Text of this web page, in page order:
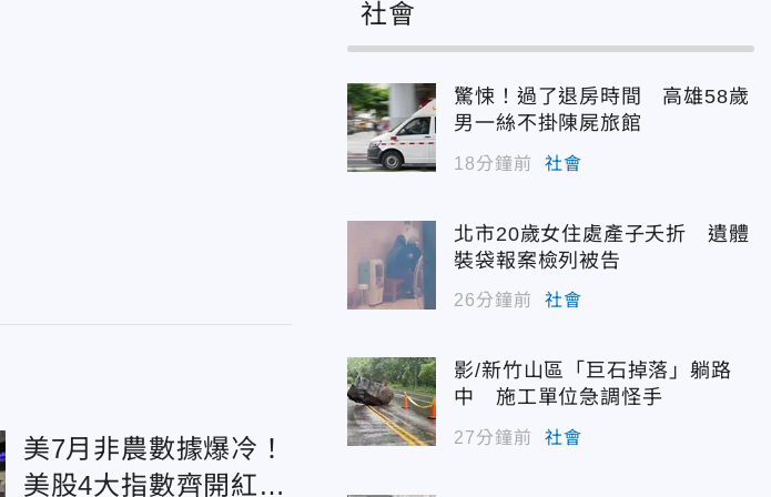
美7月非農數據爆冷！
美股4大指數齊開紅
社會
驚悚！過了退房時間 高雄58歲
男一絲不掛陳屍旅館
18分鐘前 社會
北市20歲女住處產子夭折 遺體
裝袋報案檢列被告
26分鐘前 社會
影/新竹山區「巨石掉落」躺路
中 施工單位急調怪手
27分鐘前 社會